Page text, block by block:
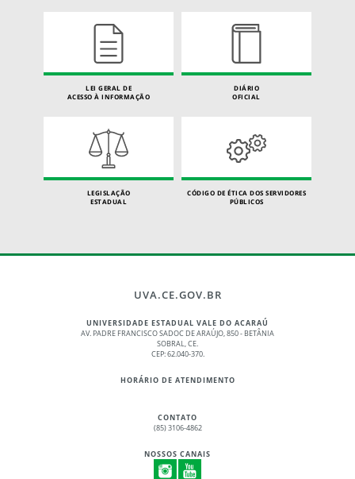
LEI GERAL DE
ACESSO À INFORMAÇÃO
DIÁRIO
OFICIAL
LEGISLAÇÃO
ESTADUAL
CÓDIGO DE ÉTICA DOS SERVIDORES
PÚBLICOS
UVA.CE.GOV.BR
UNIVERSIDADE ESTADUAL VALE DO ACARAÚ
AV. PADRE FRANCISCO SADOC DE ARAÚJO, 850 - BETÂNIA
SOBRAL, CE.
CEP: 62.040-370.
HORÁRIO DE ATENDIMENTO
CONTATO
(85) 3106-4862
NOSSOS CANAIS